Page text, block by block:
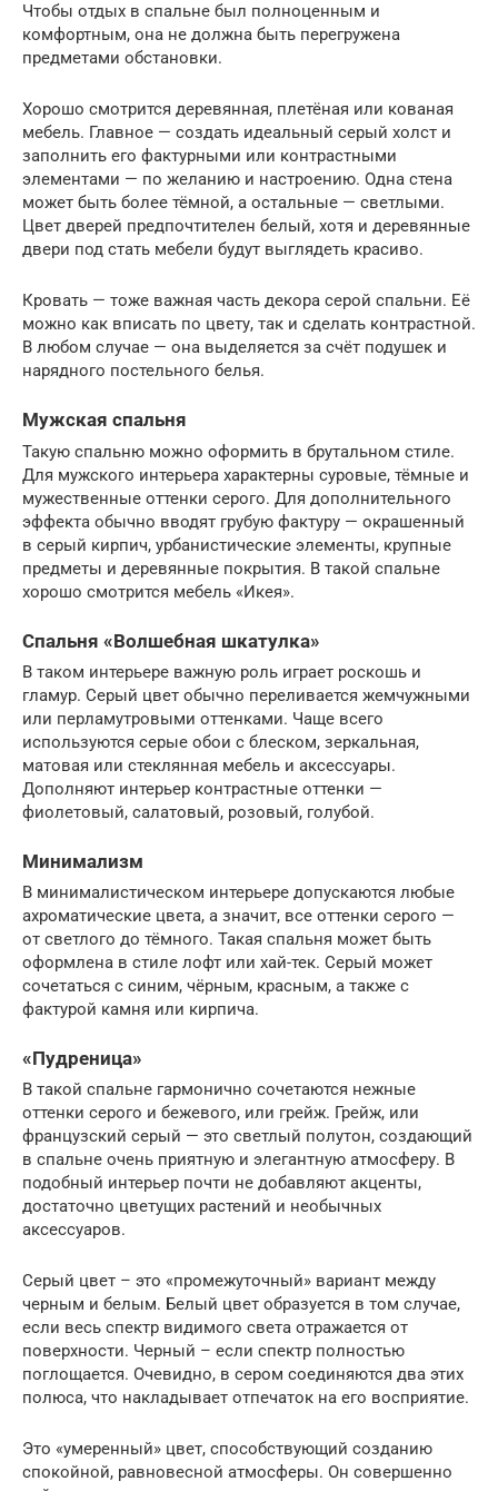
Чтобы отдых в спальне был полноценным и
комфортным, она не должна быть перегружена
предметами обстановки.
Хорошо смотрится деревянная, плетёная или кованая
мебель. Главное — создать идеальный серый холст и
заполнить его фактурными или контрастными
элементами — по желанию и настроению. Одна стена
может быть более тёмной, а остальные — светлыми.
Цвет дверей предпочтителен белый, хотя и деревянные
двери под стать мебели будут выглядеть красиво.
Кровать — тоже важная часть декора серой спальни. Её
можно как вписать по цвету, так и сделать контрастной.
В любом случае — она выделяется за счёт подушек и
нарядного постельного белья.
Мужская спальня
Такую спальню можно оформить в брутальном стиле.
Для мужского интерьера характерны суровые, тёмные и
мужественные оттенки серого. Для дополнительного
эффекта обычно вводят грубую фактуру — окрашенный
в серый кирпич, урбанистические элементы, крупные
предметы и деревянные покрытия. В такой спальне
хорошо смотрится мебель «Икея».
Спальня «Волшебная шкатулка»
В таком интерьере важную роль играет роскошь и
гламур. Серый цвет обычно переливается жемчужными
или перламутровыми оттенками. Чаще всего
используются серые обои с блеском, зеркальная,
матовая или стеклянная мебель и аксессуары.
Дополняют интерьер контрастные оттенки —
фиолетовый, салатовый, розовый, голубой.
Минимализм
В минималистическом интерьере допускаются любые
ахроматические цвета, а значит, все оттенки серого —
от светлого до тёмного. Такая спальня может быть
оформлена в стиле лофт или хай-тек. Серый может
сочетаться с синим, чёрным, красным, а также с
фактурой камня или кирпича.
«Пудреница»
В такой спальне гармонично сочетаются нежные
оттенки серого и бежевого, или грейж. Грейж, или
французский серый — это светлый полутон, создающий
в спальне очень приятную и элегантную атмосферу. В
подобный интерьер почти не добавляют акценты,
достаточно цветущих растений и необычных
аксессуаров.
Серый цвет – это «промежуточный» вариант между
черным и белым. Белый цвет образуется в том случае,
если весь спектр видимого света отражается от
поверхности. Черный – если спектр полностью
поглощается. Очевидно, в сером соединяются два этих
полюса, что накладывает отпечаток на его восприятие.
Это «умеренный» цвет, способствующий созданию
спокойной, равновесной атмосферы. Он совершенно